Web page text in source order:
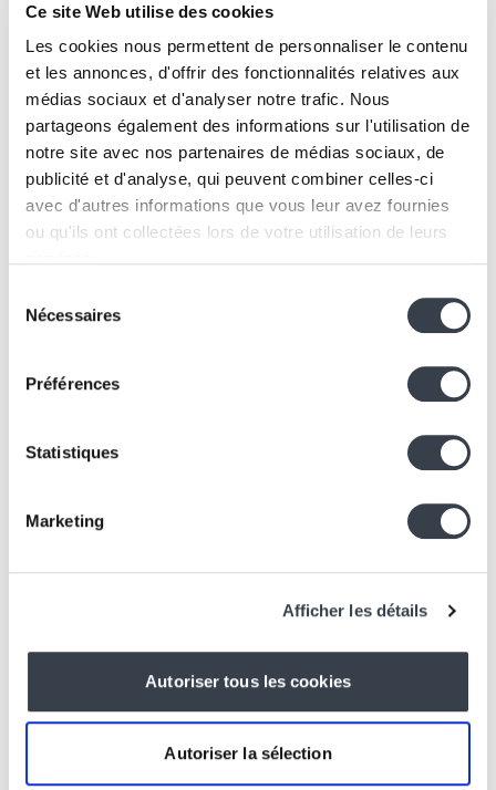
Ce site Web utilise des cookies
Les cookies nous permettent de personnaliser le contenu
et les annonces, d'offrir des fonctionnalités relatives aux
médias sociaux et d'analyser notre trafic. Nous
partageons également des informations sur l'utilisation de
notre site avec nos partenaires de médias sociaux, de
publicité et d'analyse, qui peuvent combiner celles-ci
avec d'autres informations que vous leur avez fournies
ou qu'ils ont collectées lors de votre utilisation de leurs
We work with
who may receive and
Nécessaires
Préférences
Statistiques
Marketing
Afficher les détails
Autoriser tous les cookies
Autoriser la sélection
You have a
project?
Let's talk about it!
About
Services
About
Blog
Tools
2A, Rue Belliard,
1040 Bruxelles,
Business platforms
Industries
Real Estate